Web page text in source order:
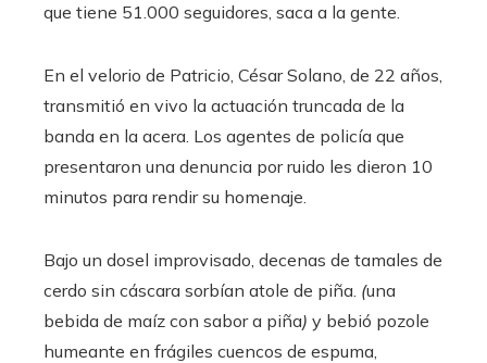
que tiene 51.000 seguidores, saca a la gente.
En el velorio de Patricio, César Solano, de 22 años,
transmitió en vivo la actuación truncada de la
banda en la acera. Los agentes de policía que
presentaron una denuncia por ruido les dieron 10
minutos para rendir su homenaje.
Bajo un dosel improvisado, decenas de tamales de
cerdo sin cáscara sorbían atole de piña. (una
bebida de maíz con sabor a piña) y bebió pozole
humeante en frágiles cuencos de espuma,